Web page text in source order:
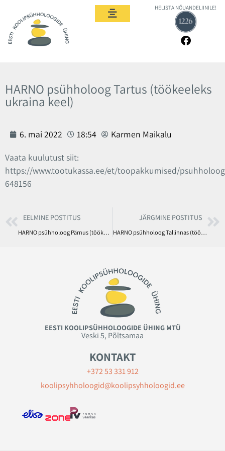
HELISTA NÕUANDELIINILE!
HARNO psühholoog Tartus (töökeeleks
ukraina keel)
6. mai 2022 18:54
Karmen Maikalu
Vaata kuulutust siit:
https://www.tootukassa.ee/et/toopakkumised/
648156
EELMINE POSTITUS
HARNO psühholoog Pärnus (töökeeleks ukraina keel)
JÄRGMINE POSTITUS
HARNO psühholoog Tallinnas (töökeeleks ukraina keel)
EESTI KOOLIPSÜHHOLOOGIDE ÜHING MTÜ
Veski 5, Põltsamaa
KONTAKT
+372 53 331 912
koolipsyhholoogid@koolipsyhholoogid.ee